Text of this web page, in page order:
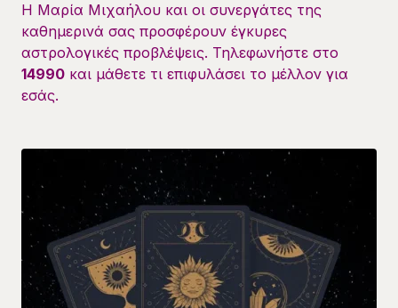
Η Μαρία Μιχαήλου και οι συνεργάτες της
καθημερινά σας προσφέρουν έγκυρες
αστρολογικές προβλέψεις. Τηλεφωνήστε στο
14990 και μάθετε τι επιφυλάσει το μέλλον για
εσάς.